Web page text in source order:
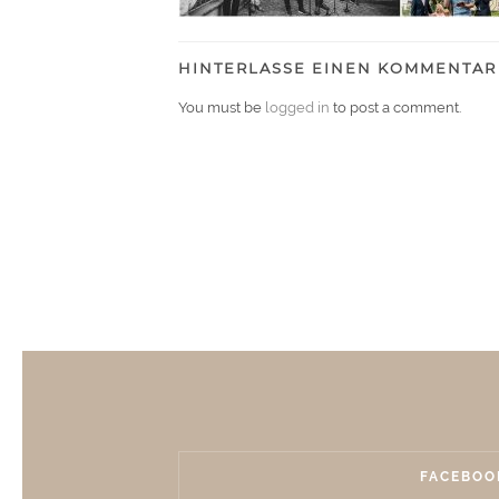
HINTERLASSE EINEN KOMMENTAR
You must be logged in to post a comment.